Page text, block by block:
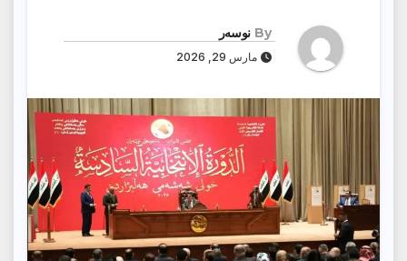
By نوسەر
مارس 29, 2026